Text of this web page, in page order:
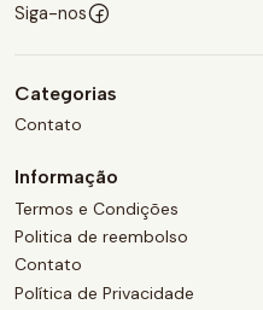
Siga-nos
Categorias
Contato
Informação
Termos e Condições
Politica de reembolso
Contato
Política de Privacidade